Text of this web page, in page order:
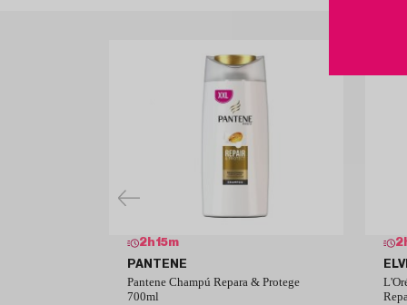
2 h15m
PANTENE
Pantene Champú Repara & Protege
700ml
2